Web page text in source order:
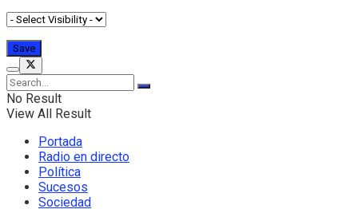
No Result
View All Result
Portada
Radio en directo
Política
Sucesos
Sociedad